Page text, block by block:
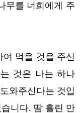
무를 너희에게 주
먹을 것을 주신
것은 나는 하나
와주신다는 것입
니다. 땀 흘린 만